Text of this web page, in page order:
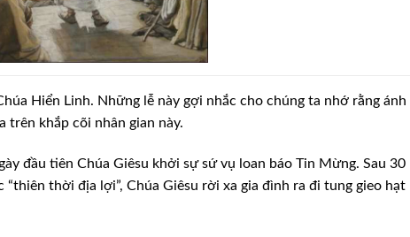
Hiển Linh. Những lễ này gợi nhắc cho chúng ta nhớ rằng ánh
trên khắp cõi nhân gian này.
đầu tiên Chúa Giêsu khởi sự sứ vụ loan báo Tin Mừng. Sau 30
thời địa lợi”, Chúa Giêsu rời xa gia đình ra đi tung gieo hạt